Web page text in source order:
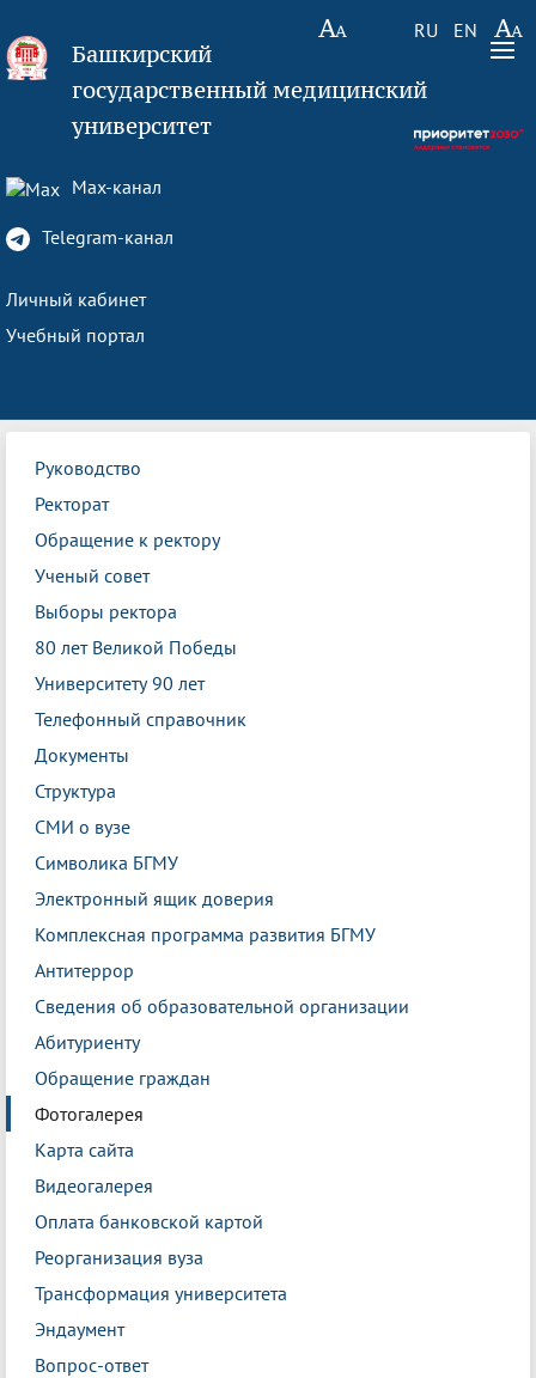
RU EN
Башкирский
государственный медицинский
университет
Max-канал
Telegram-канал
Личный кабинет
Учебный портал
Руководство
Ректорат
Обращение к ректору
Ученый совет
Выборы ректора
80 лет Великой Победы
Университету 90 лет
Телефонный справочник
Документы
Структура
СМИ о вузе
Символика БГМУ
Электронный ящик доверия
Комплексная программа развития БГМУ
Антитеррор
Сведения об образовательной организации
Абитуриенту
Обращение граждан
Фотогалерея
Карта сайта
Видеогалерея
Оплата банковской картой
Реорганизация вуза
Трансформация университета
Эндаумент
Вопрос-ответ